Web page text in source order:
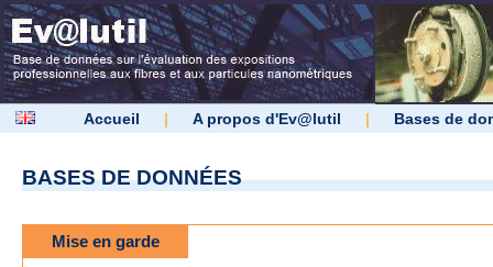
Accueil | A propos d'Ev@lutil | Bases de
BASES DE DONNÉES
Mise en garde